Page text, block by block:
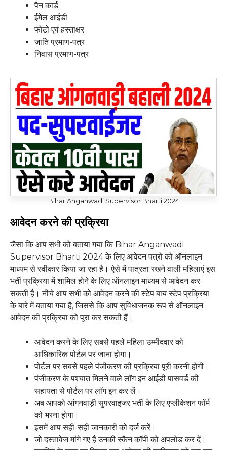
पैन कार्ड
ईमेल आईडी
फोटो एवं हस्ताक्षर
जाति प्रमाण-पत्र
निवास प्रमाण-पत्र
Bihar Anganwadi Supervisor Bharti 2024
आवेदन करने की प्रक्रिया
जैसा कि आप सभी को बताया गया कि Bihar Anganwadi
Supervisor Bharti 2024 के लिए आवेदन पत्रों को ऑनलाइन
माध्यम से स्वीकार किया जा रहा है। ऐसे में पात्रता रखने वाली महिलाएं इस
भर्ती प्रक्रिया में शामिल होने के लिए ऑनलाइन माध्यम से आवेदन कर
सकती हैं। नीचे आप सभी को आवेदन करने की स्टेप बाय स्टेप प्रक्रिया
के बारे में बताया गया है, जिससे कि आप सुविधाजनक रूप से ऑनलाइन
आवेदन की प्रक्रिया को पूरा कर सकती हैं।
आवेदन करने के लिए सबसे पहले महिला उम्मीदवार को
आधिकारिक पोर्टल पर जाना होगा।
पोर्टल पर सबसे पहले पंजीकरण की प्रक्रिया पूरी करनी होगी।
पंजीकरण के पश्चात मिलने वाले लॉग इन आईडी पासवर्ड की
सहायता से पोर्टल पर लॉग इन कर लें।
अब आपको आंगनवाड़ी सुपरवाइजर भर्ती के लिए एप्लीकेशन फॉर्म
को भरना होगा।
इसमें आप सही-सही जानकारी को दर्ज करें।
जो दस्तावेज मांगे गए हैं उनकी स्कैन कॉपी को अपलोड कर दें।